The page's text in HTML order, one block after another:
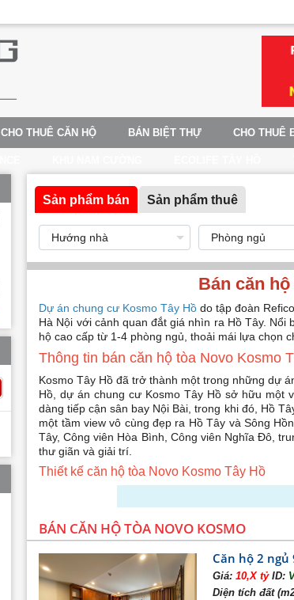
CHO THUÊ CĂN HỘ BÁN BIỆT THỰ CHO THUÊ
Sản phẩm bán Sản phẩm thuê
Bán căn
Dự án chung cư Kosmo Tây Hồ do tập đoàn
Hà Nội với cảnh quan đắt giá nhìn ra Hồ Tây.
hộ cao cấp từ 1-4 phòng ngủ, thoải mái lựa chọn
Thông tin bán căn hộ tòa Novo Kosmo
Kosmo Tây Hồ đã trở thành một trong những dự
Hồ, dự án chung cư Kosmo Tây Hồ sở hữu một
dàng tiếp cận sân bay Nội Bài, trong khi đó, Hồ
một tầm view vô cùng đẹp ra Hồ Tây và Sông
Tây, Công viên Hòa Bình, Công viên Nghĩa Đô,
thư giãn và giải trí.
Thiết kế căn hộ tòa Novo Kosmo Tây Hồ
BÁN CĂN HỘ TÒA NOVO KOSMO
Căn hộ 2 ngủ
Giá: 10,X tỷID:
Diện tích đất